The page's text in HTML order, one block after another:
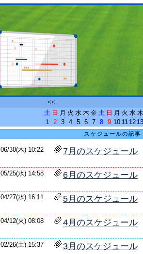
<<
土 日 月 火 水 木 金 土 日 月 火 水 木
1
2 3 4 5 6 7 8 9 10 11 12 13
スケジュールの記事
06/30(木) 10:22 7月のスケジュール
05/25(水) 14:58 6月のスケジュール
04/27(水) 16:11 5月のスケジュール
04/12(火) 08:08 4月のスケジュール
02/26(土) 15:37 3月のスケジュール